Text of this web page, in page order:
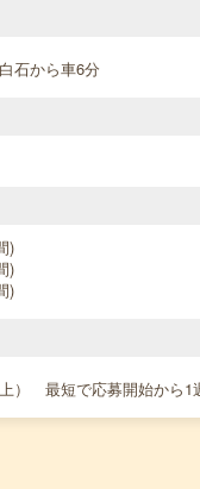
石から車6分
)
)
)
） 最短で応募開始から1